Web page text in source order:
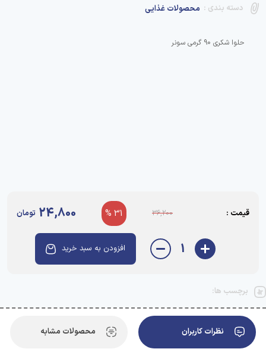
دسته بندی : محصولات غذایی
حلوا شکری 90 گرمی سونر
قیمت : 36,200
31 %
24,800 تومان
1 افزودن به سبد خرید
برچسب ها:
نظرات کاربران محصولات مشابه